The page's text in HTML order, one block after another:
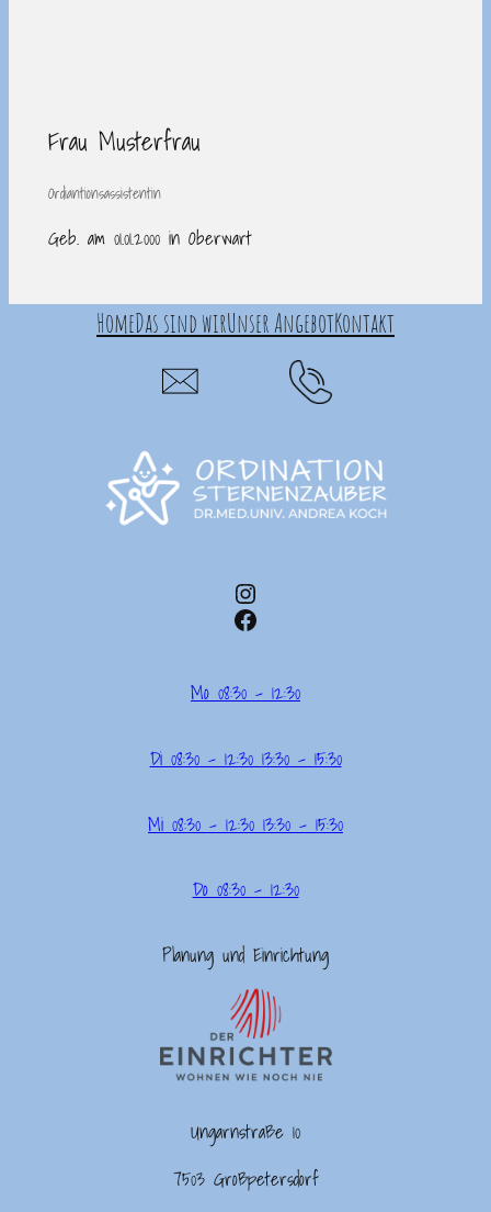
Frau Musterfrau
Ordiantionsassistentin
Geb. am 01.01.2000 in Oberwart
HomeDas sind wirUnser AngebotKontakt
Instagram
Facebook
Mo 08:30 – 12:30
Di 08:30 – 12:30 13:30 – 15:30
Mi 08:30 – 12:30 13:30 – 15:30
Do 08:30 – 12:30
Planung und Einrichtung
Ungarnstraße 10
7503 Großpetersdorf